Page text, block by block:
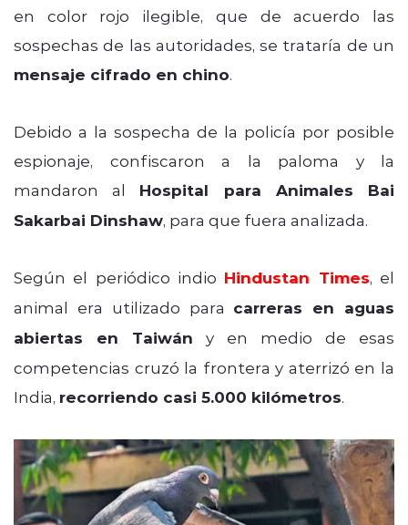
en color rojo ilegible, que de acuerdo las
sospechas de las autoridades, se trataría de un
mensaje cifrado en chino.
Debido a la sospecha de la policía por posible
espionaje, confiscaron a la paloma y la
mandaron al Hospital para Animales Bai
Sakarbai Dinshaw, para que fuera analizada.
Según el periódico indio Hindustan Times, el
animal era utilizado para carreras en aguas
abiertas en Taiwán y en medio de esas
competencias cruzó la frontera y aterrizó en la
India, recorriendo casi 5.000 kilómetros.